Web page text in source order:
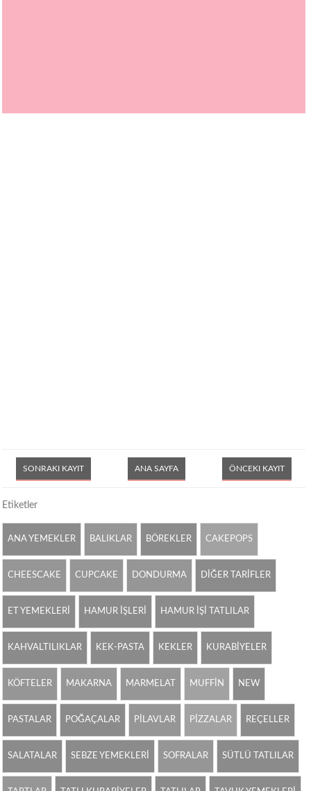
SONRAKI KAYIT ÖNCEKI KAYIT
ANA SAYFA
Etiketler
ANA YEMEKLER BALIKLAR BÖREKLER CAKEPOPS
CHEESCAKE CUPCAKE DONDURMA DİĞER TARİFLER
ET YEMEKLERİ HAMUR İŞLERİ HAMUR İŞİ TATLILAR
KAHVALTILIKLAR KEK-PASTA KEKLER KURABİYELER
KÖFTELER MAKARNA MARMELAT MUFFİN NEW
PASTALAR POĞAÇALAR PİLAVLAR PİZZALAR REÇELLER
SALATALAR SEBZE YEMEKLERİ SOFRALAR SÜTLÜ TATLILAR